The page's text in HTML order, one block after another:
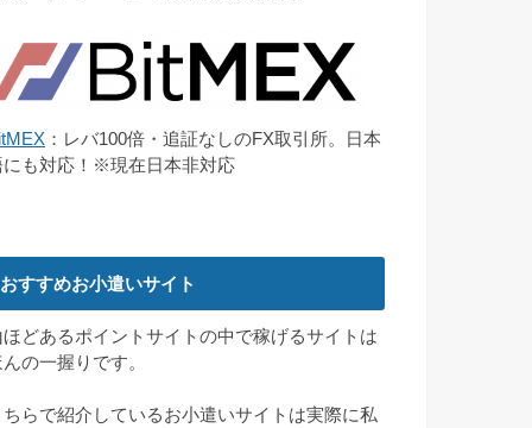
：レバ100倍・追証なしのFX取引所。日本
にも対応！※現在日本非対応
おすすめお小遣いサイト
ほどあるポイントサイトの中で稼げるサイトは
の一握りです。
ちらで紹介しているお小遣いサイトは実際に私